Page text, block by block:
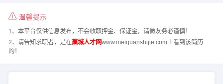
温馨提示
1、本平台仅供信息发布，不会收取押金、保证金，请微友务必谨慎！
2、请告知求职者，是在藁城人才网www.meiquanshijie.com上看到该简历
的！